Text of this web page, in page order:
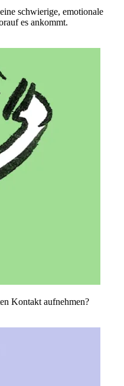
schwierige, emotionale
es ankommt.
Kontakt aufnehmen?